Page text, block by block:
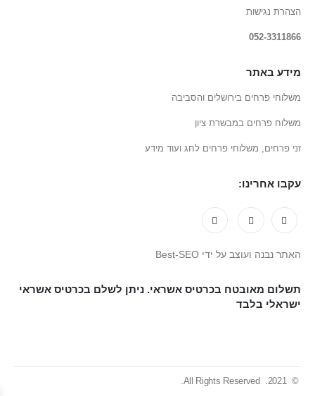
הצהרת נגישות
052-3311866
מידע באתר
משלוחי פרחים בירושלים והסביבה
משלוח פרחים במבשרת ציון
זני פרחים, משלוחי פרחים לחג ועוד מידע
עקבו אחרינו:
האתר נבנה ועוצב על ידי Best-SEO
תשלום מאובטח בכרטיס אשראי. ניתן לשלם בכרטיס אשראי
ישראלי בלבד
© 2021. All Rights Reserved.